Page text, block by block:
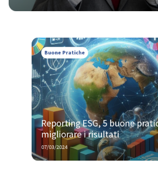
Buone Pratiche
Reporting ESG, 5 buone
migliorare i risultati
07/03/2024